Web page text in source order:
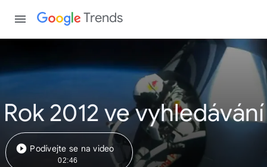
Trends
Rok 2012 ve vyhledávání
Podívejte se na video
02:46